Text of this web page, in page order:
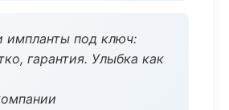
импланты под ключ:
гарантия. Улыбка как